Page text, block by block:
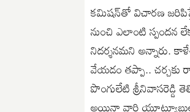
కమిషన్‌తో విచారణ జరిపిస్తే
నుంచి ఎలాంటి స్పందన
నిదర్శనమని అన్నారు.
వేయడం తప్పా.. చర్చకు
పొంగులేటి శ్రీనివాసరెడ్డి
అయినా వారి